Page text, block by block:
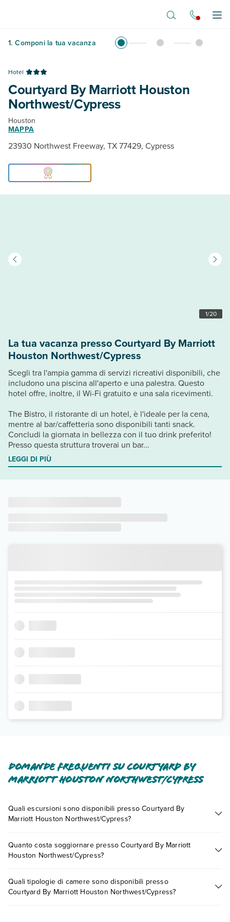
1. Componi la tua vacanza
Hotel
Courtyard By Marriott Houston
Northwest/Cypress
Houston
MAPPA
23930 Northwest Freeway, TX 77429, Cypress
1/20
La tua vacanza presso Courtyard By Marriott
Houston Northwest/Cypress
Scegli tra l'ampia gamma di servizi ricreativi disponibili, che
includono una piscina all'aperto e una palestra. Questo
hotel offre, inoltre, il Wi-Fi gratuito e una sala ricevimenti.
The Bistro, il ristorante di un hotel, è l'ideale per la cena,
mentre al bar/caffetteria sono disponibili tanti snack.
Concludi la giornata in bellezza con il tuo drink preferito!
Presso questa struttura troverai un bar...
LEGGI DI PIÙ
Domande frequenti su Courtyard By
Marriott Houston Northwest/Cypress
Quali escursioni sono disponibili presso Courtyard By
Marriott Houston Northwest/Cypress?
presso Courtyard By Marriott Houston Northwest/Cypress.
Scoprile tutte nellasezione dedicata
appuntamento
Quanto costa soggiornare presso Courtyard By Marriott
Houston Northwest/Cypress?
possono variare in base a vari fattori (per es. date, condizioni
dell'hotel, ecc). Per consultare i prezzi, compila il motore di
Quali tipologie di camere sono disponibili presso
Courtyard By Marriott Houston Northwest/Cypress?